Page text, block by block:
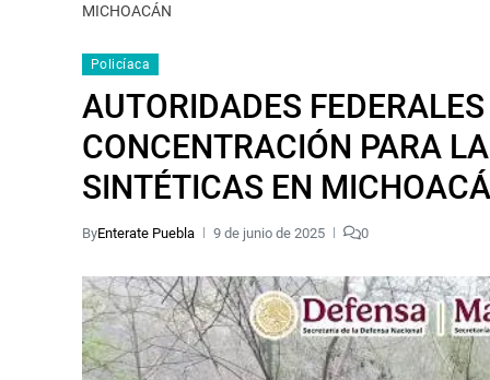
MICHOACÁN
Policíaca
AUTORIDADES
CONCENTRACIÓN PARA
SINTÉTICAS EN
ByEnterate Puebla 9 de junio de 2025 0